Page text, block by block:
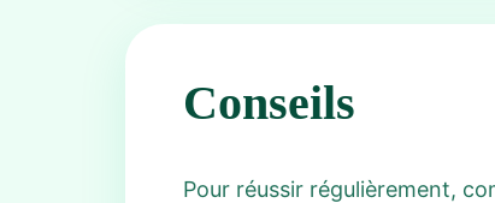
Conseils
Pour réussir régulièrement,